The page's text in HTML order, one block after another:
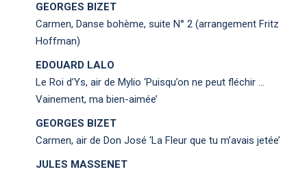
GEORGES BIZET
Carmen, Danse bohème, suite N° 2 (arrangement Fritz
Hoffman)
EDOUARD LALO
Le Roi d’Ys, air de Mylio ‘Puisqu’on ne peut fléchir …
Vainement, ma bien-aimée’
GEORGES BIZET
Carmen, air de Don José ‘La Fleur que tu m’avais jetée’
JULES MASSENET